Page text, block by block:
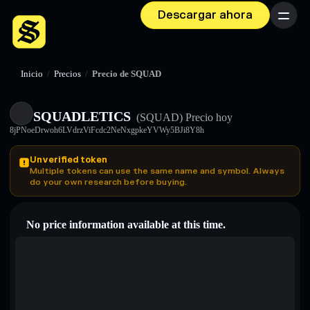
Descargar ahora Menú
Inicio / Precios / Precio de SQUAD
SQUADLETICS (SQUAD) Precio hoy
8jPNoeDrwoh6LVdrzViFcdc2NeNxgpkeYVWy5BJi8Y8h
Unverified token
Multiple tokens can use the same name and symbol. Always
do your own research before buying.
No price information available at this time.